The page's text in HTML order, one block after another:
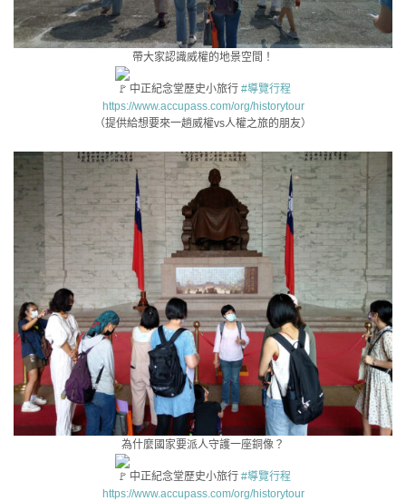
帶大家認識威權的地景空間！
中正紀念堂歷史小旅行 #導覽行程
https://www.accupass.com/org/historytour
（提供給想要來一趟威權vs人權之旅的朋友）
為什麼國家要派人守護一座銅像？
中正紀念堂歷史小旅行 #導覽行程
https://www.accupass.com/org/historytour